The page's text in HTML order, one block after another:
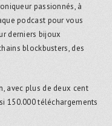
passionnés, à
podcast pour vous
derniers bijoux
blockbusters, des
avec plus de deux cent
150.000 téléchargements